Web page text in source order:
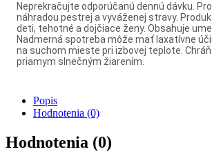
Neprekračujte odporúčanú dennú dávku.
náhradou pestrej a vyváženej stravy.
deti, tehotné a dojčiace ženy. Obsahuje
Nadmerná spotreba môže mať laxatívne
na suchom mieste pri izbovej teplote.
priamym slnečným žiarením.
Popis
Hodnotenia (0)
Hodnotenia (0)